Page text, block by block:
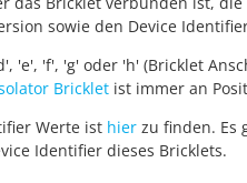
sowie den Device
'e', 'f', 'g' oder 'h' (Bricklet
Bricklet ist immer an
Werte ist hier zu finden. Es
Identifier dieses Bricklets.